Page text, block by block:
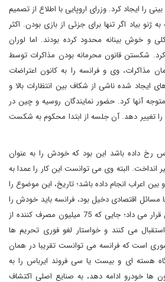
را ایجاد کرد. وزرای اروپایی با اطلاع از تصمیم
بیاد اگر تنها برای جزئی از بازی بودن. اکثر
و خوش بینانه محدود کرده بودند. اما لوران
شکستن قانون محرمانه بودن مذاکرات توسط
وی و فرانسه را به کانون اعتراضات
ایجاد شده ناشی از شکاف بین انتظارات بالا و
آنها کرد. حضور نمایندگان روسیه و چین در
تغییر دهد. آن جلسه از ابتدا محکوم به شکست
رخ داده باشد این بود که خودش را به عنوان
البته وی می توانست این کار را عمدا به
بین اعراب انجام داده باشد؛ تاریخ، این موضوع را
مسائل اقتصادی دخیل بود، فرانسه باید خودش را
به عنوان بهترین دوست ایران قرار می داد؛ جایی که 75 میلیون مصرف کننده از
می کنند و خواستار لغو فوری تحریم ها
است که فرانسه می توانست تقریبا در همان
هسته ای و بیست یا سی فروند ایرباس را به
ها خودرو ادامه دهد، به صنایع اصلی اکتشاف